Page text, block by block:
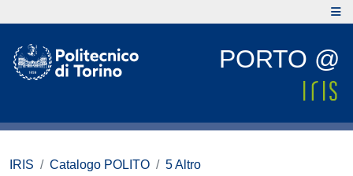
PORTO @
IRIS Catalogo POLITO
5 Altro